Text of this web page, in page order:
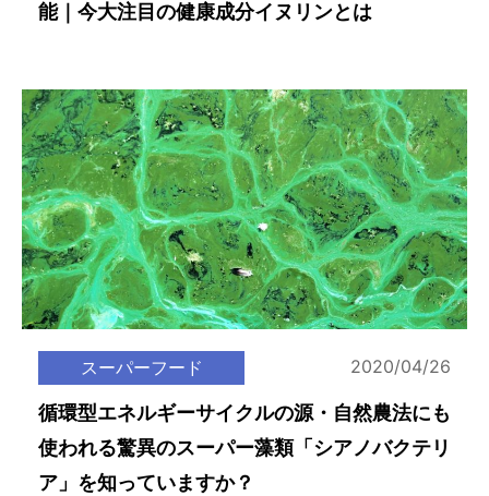
能｜今大注目の健康成分イヌリンとは
スーパーフード 2020/04/26
循環型エネルギーサイクルの源・自然農法にも
使われる驚異のスーパー藻類「シアノバクテリ
ア」を知っていますか？